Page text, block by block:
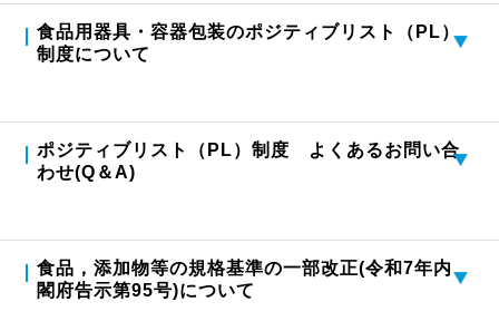
食品用器具・容器包装のポジティブリスト（PL）
制度について
ポジティブリスト（PL）制度 よくあるお問い合
わせ(Q＆A)
食品，添加物等の規格基準の一部改正(令和7年内
閣府告示第95号)について